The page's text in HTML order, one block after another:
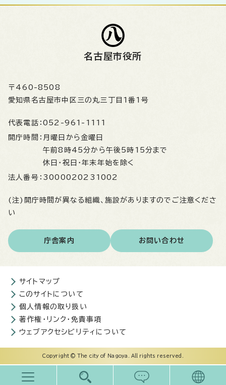
名古屋市役所
〒460-8508
愛知県名古屋市中区三の丸三丁目1番1号
代表電話： 052-961-1111
開庁時間： 月曜日から金曜日
午前8時45分から午後5時15分まで
休日・祝日・年末年始を除く
法人番号： 3000020231002
(注)開庁時間が異なる組織、施設がありますのでご注意くださ
い
庁舎案内 お問い合わせ
サイトマップ
このサイトについて
個人情報の取り扱い
著作権・リンク・免責事項
ウェブアクセシビリティについて
Copyright © The city of Nagoya. All rights reserved.